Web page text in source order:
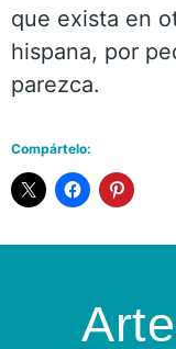
que exista en
hispana, por
parezca.
Compártelo: